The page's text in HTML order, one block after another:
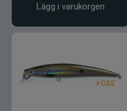
Lägg i varukorgen